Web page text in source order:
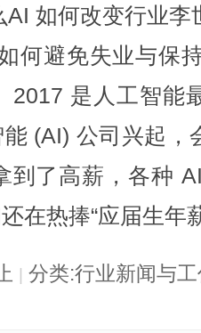
如何改变行业
何避免失业与保
2017 是人工智能
(AI) 公司兴起，
到了高薪，各种
在热捧“应届生年
| 分类:行业新闻与